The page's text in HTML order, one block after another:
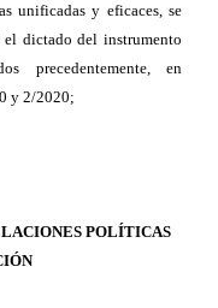
unificadas y eficaces, se
dictado del instrumento
precedentemente, en
y 2/2020;
POLÍTICAS